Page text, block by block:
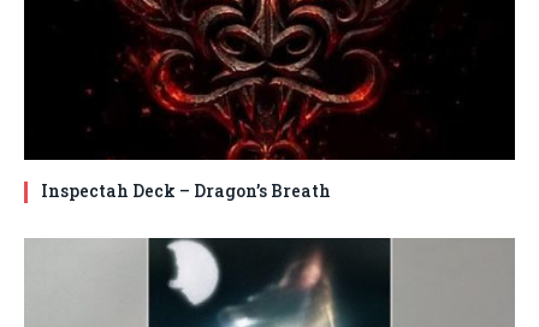
Inspectah Deck – Dragon’s Breath